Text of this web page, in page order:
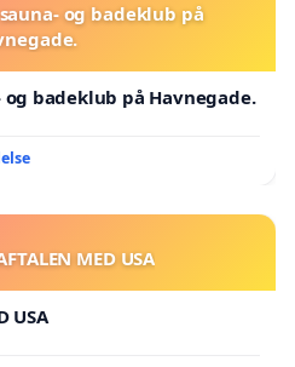
og badeklub på
badeklub på Havnegade.
MED USA
USA